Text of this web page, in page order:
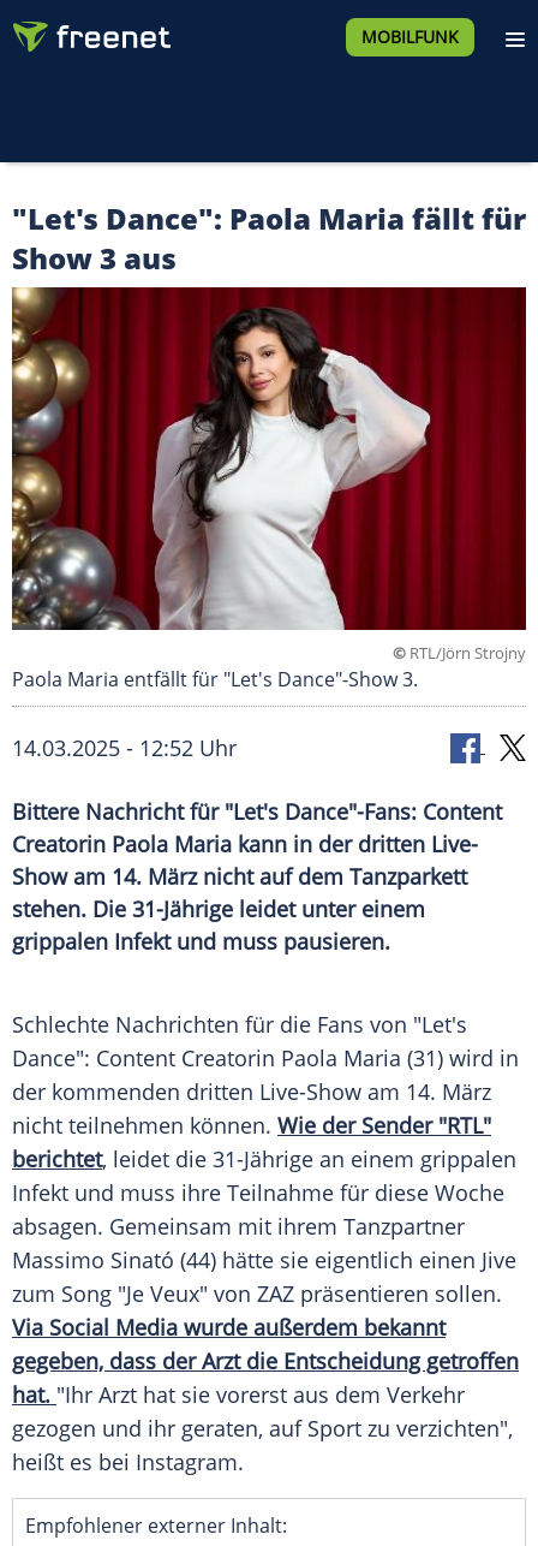
MOBILFUNK
"Let's Dance": Paola Maria fällt für
Show 3 aus
© RTL/Jörn Strojny
Paola Maria entfällt für "Let's Dance"-Show 3.
14.03.2025 - 12:52 Uhr
Bittere Nachricht für "Let's Dance"-Fans: Content
Creatorin Paola Maria kann in der dritten Live-
Show am 14. März nicht auf dem Tanzparkett
stehen. Die 31-Jährige leidet unter einem
grippalen Infekt und muss pausieren.
Schlechte Nachrichten für die Fans von "Let's
Dance": Content Creatorin Paola Maria (31) wird in
der kommenden dritten Live-Show am 14. März
nicht teilnehmen können. Wie der Sender "RTL"
berichtet, leidet die 31-Jährige an einem grippalen
Infekt und muss ihre Teilnahme für diese Woche
absagen. Gemeinsam mit ihrem Tanzpartner
Massimo Sinató (44) hätte sie eigentlich einen Jive
zum Song "Je Veux" von ZAZ präsentieren sollen.
Via Social Media wurde außerdem bekannt
gegeben, dass derArztdie Entscheidung getroffen
hat. "Ihr Arzt hat sie vorerst aus dem Verkehr
gezogen und ihr geraten, auf Sport zu verzichten",
heißt es bei Instagram.
Empfohlener externer Inhalt: